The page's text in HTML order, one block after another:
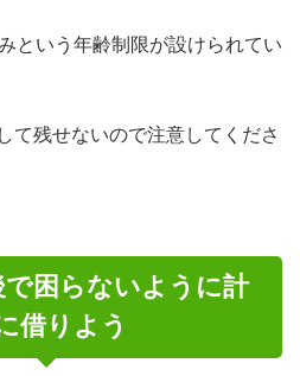
という年齢制限が設けられてい
て残せないので注意してくださ
困らないように計
借りよう